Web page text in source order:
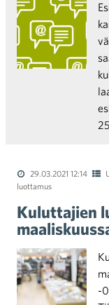
29.03.2021 12:14
luottamus
Kuluttajien
-